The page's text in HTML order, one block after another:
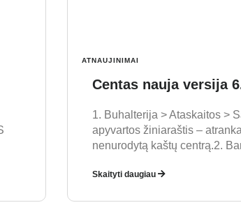
ATNAUJINIMAI
Centas nauja versija
1. Buhalterija > Ataskaitos >
apyvartos žiniaraštis –
nenurodytą kaštų centrą.2.
Skaityti daugiau